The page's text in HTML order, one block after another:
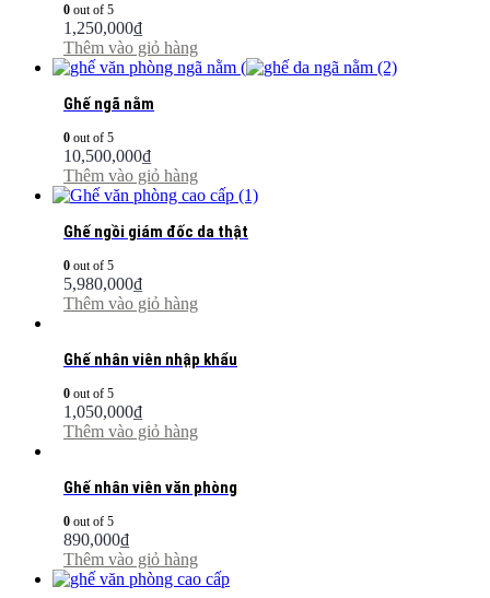
0 out of 5
1,250,000₫
Thêm vào giỏ hàng
Ghế ngã nằm
0 out of 5
10,500,000₫
Thêm vào giỏ hàng
Ghế ngồi giám đốc da thật
0 out of 5
5,980,000₫
Thêm vào giỏ hàng
Ghế nhân viên nhập khẩu
0 out of 5
1,050,000₫
Thêm vào giỏ hàng
Ghế nhân viên văn phòng
0 out of 5
890,000₫
Thêm vào giỏ hàng